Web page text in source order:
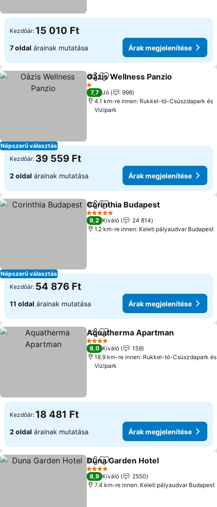
Kezdőár: 15 010 Ft
7 oldal árainak mutatása Árak megjelenítése
Népszerű választás
Megosztás
Hozzáadás a kedvencekhez
Oázis Wellness Panzio
1 Kategória
7,7 Jó
998
4.1 km-re innen: Rukkel-tó-Csúszdapark és
Vizipark
Kezdőár: 39 559 Ft
2 oldal árainak mutatása Árak megjelenítése
Népszerű választás
MegosztásHozzáadás a kedvencekhez
Corinthia Budapest
5 Kategória
9,2 Kiváló
24 814
1.2 km-re innen: Keleti pályaudvar Budapest
Kezdőár: 54 876 Ft
11 oldal árainak mutatása Árak megjelenítése
Megosztás
Hozzáadás a kedvencekhez
Aquatherma Apartman
4 Kategória
9,0 Kiváló
159
18.9 km-re innen: Rukkel-tó-Csúszdapark és
Vizipark
Kezdőár: 18 481 Ft
2 oldal árainak mutatása Árak megjelenítése
Megosztás
Hozzáadás a kedvencekhez
Duna Garden Hotel
4 Kategória
8,9 Kiváló
2550
7.4 km-re innen: Keleti pályaudvar Budapest